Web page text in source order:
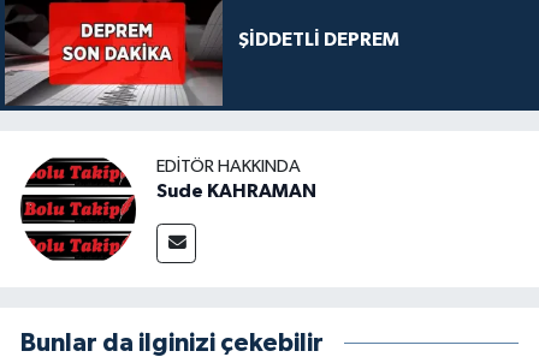
ŞİDDETLİ DEPREM
EDITÖR HAKKINDA
Sude KAHRAMAN
Bunlar da ilginizi çekebilir